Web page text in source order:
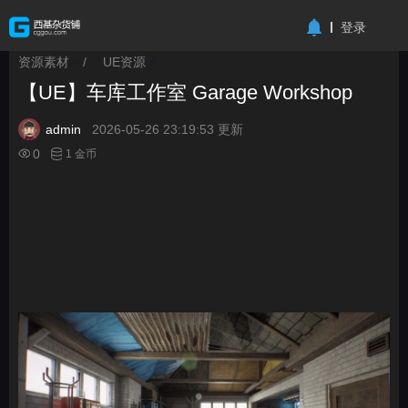
登录
资源素材 / UE资源
【UE】车库工作室 Garage Workshop
admin
2026-05-26 23:19:53 更新
0
1 金币